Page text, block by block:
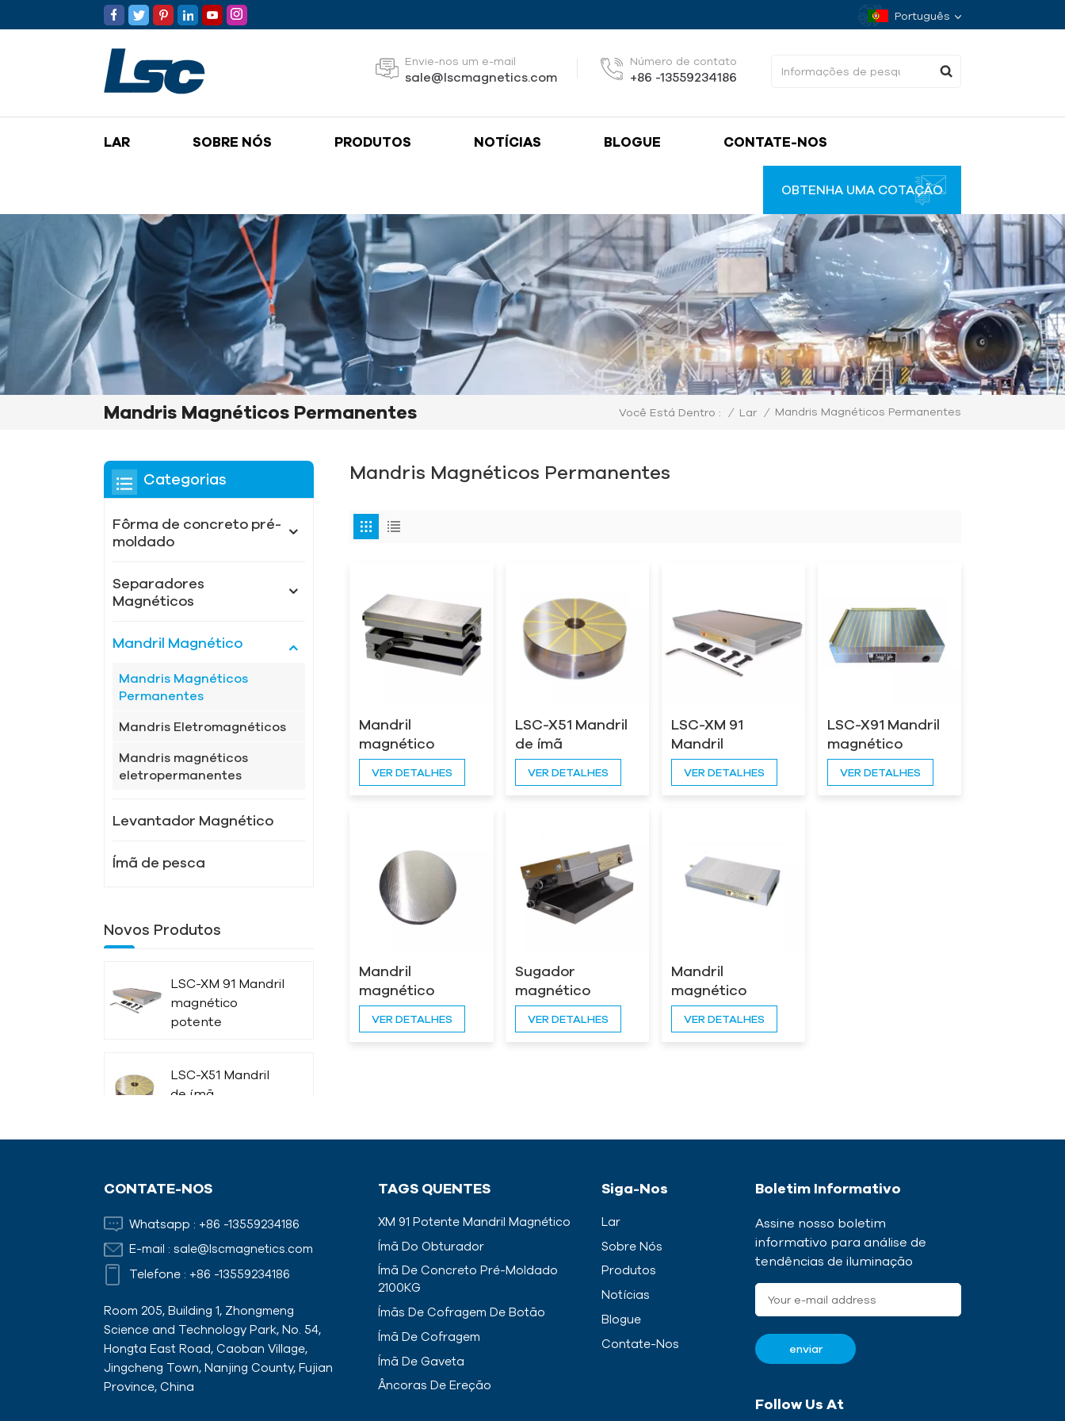
Português
Envie-nos um e-mail
sale@lscmagnetics.com
Número de contato
+86 -13559234186
LAR SOBRE NÓS PRODUTOS NOTÍCIAS BLOGUE CONTATE-NOS
OBTENHA UMA COTAÇÃO
Mandris Magnéticos Permanentes Você Está Dentro : / Lar / Mandris Magnéticos Permanentes
Mandris Magnéticos Permanentes
Mandril
magnético
permanente de
inclinação dupla
VER DETALHES
LSC-X51 Mandril
de ímã
permanente
circular irradiado
VER DETALHES
LSC-XM 91
Mandril
magnético
potente
VER DETALHES
LSC-X91 Mandril
magnético
permanente
super forte
VER DETALHES
Mandril
magnético
permanente
redondo LSC-X51
VER DETALHES
Sugador
magnético
permanente de
inclinação única
VER DETALHES
Mandril
magnético
permanente
retangular todo
VER DETALHES
Categorias
Fôrma de concreto pré-
moldado
Separadores
Magnéticos
Mandril Magnético
Mandris Magnéticos
Permanentes
Mandris Eletromagnéticos
Mandris magnéticos
eletropermanentes
Levantador Magnético
Ímã de pesca
Novos Produtos
LSC-XM 91 Mandril
magnético
potente
LSC-X51 Mandril
de ímã
magnética para
isolamento
térmico
Barra magnética
Ímãs de cofragem
com adaptadores
CONTATE-NOS
Whatsapp : +86 -13559234186
E-mail : sale@lscmagnetics.com
Telefone : +86 -13559234186
Room 205, Building 1, Zhongmeng
Science and Technology Park, No. 54,
Hongta East Road, Caoban Village,
Jingcheng Town, Nanjing County, Fujian
Province, China
TAGS QUENTES
XM 91 Potente Mandril Magnético
Ímã Do Obturador
Ímã De Concreto Pré-Moldado
2100KG
Ímãs De Cofragem De Botão
Ímã De Cofragem
Ímã De Gaveta
Âncoras De Ereção
Siga-Nos
Lar
Sobre Nós
Produtos
Notícias
Blogue
Contate-Nos
Boletim Informativo
Assine nosso boletim
informativo para análise de
tendências de iluminação
Follow Us At